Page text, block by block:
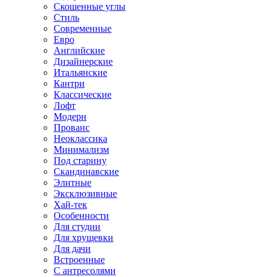
Скошенные углы
Стиль
Современные
Евро
Английские
Дизайнерские
Итальянские
Кантри
Классические
Лофт
Модерн
Прованс
Неоклассика
Минимализм
Под старину
Скандинавские
Элитные
Эксклюзивные
Хай-тек
Особенности
Для студии
Для хрущевки
Для дачи
Встроенные
С антресолями